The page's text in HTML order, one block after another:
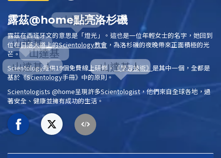
露茲@home點亮洛杉磯
露茲在西班牙文的意思是「燈光」。這也是一位年輕女士的名字，她回到
位在日落大道上的Scientology教會 ，為洛杉磯的夜晚帶來正面積極的光
芒。
Scientology提供19個免費線上研修，《學習技術》 是其中一個，全都是
基於《Scientology手冊》 中的原則。
Scientologists @home呈現許多Scientologist ，他們來自全球各地，過
著安全、健康並擁有成功的生活。